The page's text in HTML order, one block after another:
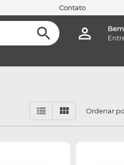
Contato
Ordenar